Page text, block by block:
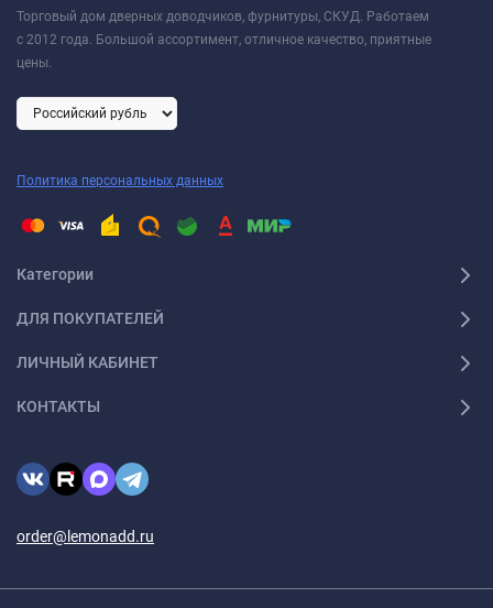
Торговый дом дверных доводчиков, фурнитуры, СКУД. Работаем
с 2012 года. Большой ассортимент, отличное качество, приятные
цены.
Политика персональных данных
Категории
ДЛЯ ПОКУПАТЕЛЕЙ
ЛИЧНЫЙ КАБИНЕТ
КОНТАКТЫ
order@lemonadd.ru